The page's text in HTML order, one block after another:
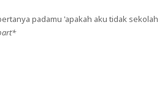
padamu 'apakah aku tidak sekolah